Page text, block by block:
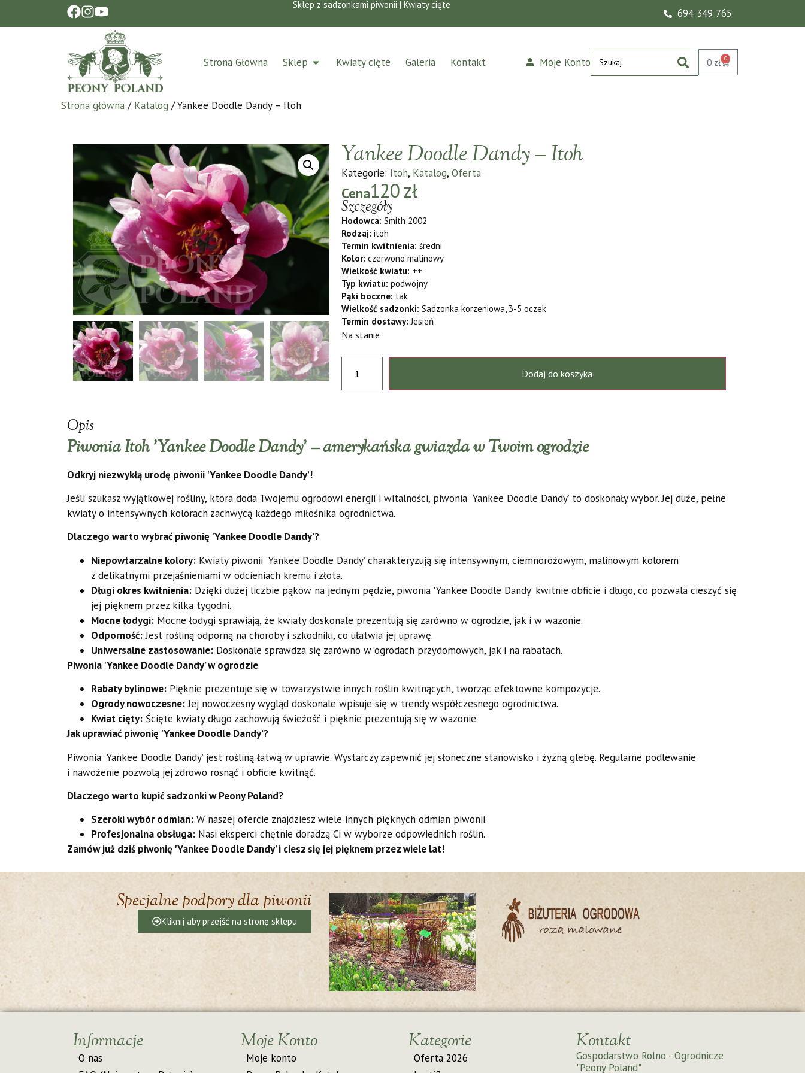
Sklep z sadzonkami piwonii | Kwiaty cięte
694 349 765
Strona Główna Sklep Kwiaty cięte Galeria Kontakt Moje Konto 0 zł 0
Strona główna / Katalog / Yankee Doodle Dandy – Itoh
Yankee Doodle Dandy – Itoh
Kategorie: Itoh, Katalog, Oferta
Cena120zł
Szczegóły
Hodowca: Smith 2002
Rodzaj: itoh
Termin kwitnienia: średni
Kolor: czerwono malinowy
Wielkość kwiatu: ++
Typ kwiatu: podwójny
Pąki boczne: tak
Wielkość sadzonki: Sadzonka korzeniowa, 3-5 oczek
Termin dostawy: Jesień
Na stanie
Dodaj do koszyka
Opis
Piwonia Itoh 'Yankee Doodle Dandy’ – amerykańska gwiazda w Twoim ogrodzie
Odkryj niezwykłą urodę piwonii 'Yankee Doodle Dandy’!
Jeśli szukasz wyjątkowej rośliny, która doda Twojemu ogrodowi energii i witalności, piwonia 'Yankee Doodle Dandy’ to doskonały wybór. Jej duże, pełne
kwiaty o intensywnych kolorach zachwycą każdego miłośnika ogrodnictwa.
Dlaczego warto wybrać piwonię 'Yankee Doodle Dandy’?
Niepowtarzalne kolory: Kwiaty piwonii 'Yankee Doodle Dandy’ charakteryzują się intensywnym, ciemnoróżowym, malinowym kolorem
z delikatnymi przejaśnieniami w odcieniach kremu i złota.
Długi okres kwitnienia: Dzięki dużej liczbie pąków na jednym pędzie, piwonia 'Yankee Doodle Dandy’ kwitnie obficie i długo, co pozwala cieszyć się
jej pięknem przez kilka tygodni.
Mocne łodygi: Mocne łodygi sprawiają, że kwiaty doskonale prezentują się zarówno w ogrodzie, jak i w wazonie.
Odporność:Jest rośliną odporną na choroby i szkodniki, co ułatwia jej uprawę.
Uniwersalne zastosowanie: Doskonale sprawdza się zarówno w ogrodach przydomowych, jak i na rabatach.
Piwonia 'Yankee Doodle Dandy’ w ogrodzie
Rabaty bylinowe: Pięknie prezentuje się w towarzystwie innych roślin kwitnących, tworząc efektowne kompozycje.
Ogrody nowoczesne:Jej nowoczesny wygląd doskonale wpisuje się w trendy współczesnego ogrodnictwa.
Kwiat cięty: Ścięte kwiaty długo zachowują świeżość i pięknie prezentują się w wazonie.
Jak uprawiać piwonię 'Yankee Doodle Dandy’?
Piwonia 'Yankee Doodle Dandy’ jest rośliną łatwą w uprawie. Wystarczy zapewnić jej słoneczne stanowisko i żyzną glebę. Regularne podlewanie
i nawożenie pozwolą jej zdrowo rosnąć i obficie kwitnąć.
Dlaczego warto kupić sadzonki w Peony Poland?
Szeroki wybór odmian: W naszej ofercie znajdziesz wiele innych pięknych odmian piwonii.
Profesjonalna obsługa: Nasi eksperci chętnie doradzą Ci w wyborze odpowiednich roślin.
Zamów już dziś piwonię 'Yankee Doodle Dandy’ i ciesz się jej pięknem przez wiele lat!
Specjalne podpory dla piwonii
Kliknij aby przejść na stronę sklepu
Informacje
O nas
Moje Konto
Moje konto
Kategorie
Oferta 2026
Kontakt
Gospodarstwo Rolno - Ogrodnicze
"Peony Poland"